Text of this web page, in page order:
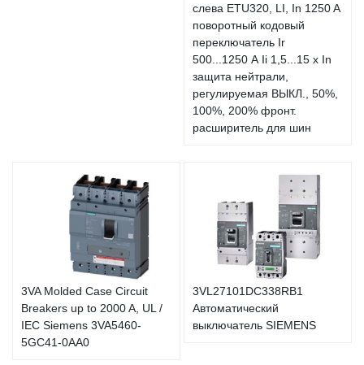
слева ETU320, LI, In 1250 A
поворотный кодовый
переключатель Ir
500...1250 А Ii 1,5...15 x In
защита нейтрали,
регулируемая ВЫКЛ., 50%,
100%, 200% фронт.
расширитель для шин
3VA Molded Case Circuit
Breakers up to 2000 A, UL /
IEC Siemens 3VA5460-
5GC41-0AA0
3VL27101DC338RB1
Автоматический
выключатель SIEMENS